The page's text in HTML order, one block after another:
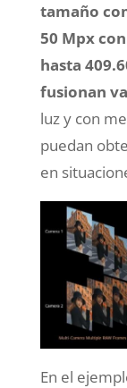
tamaño
50 Mpx
hasta
fusionan
luz y con
puedan
en
En el